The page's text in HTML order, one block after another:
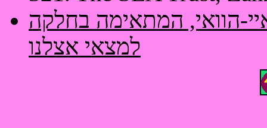
הוואי, המתאימה בחלקה
למצאי אצלנו